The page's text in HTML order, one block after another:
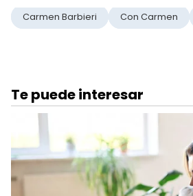
Carmen Barbieri Con Carmen